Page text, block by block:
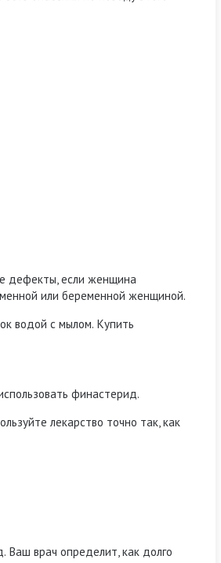
дефекты, если женщина
или беременной женщиной.
водой с мылом. Купить
финастерид.
лекарство точно так, как
Ваш врач определит, как долго